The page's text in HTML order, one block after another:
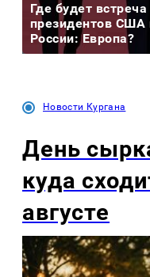
Где будет встреча
президентов США
России: Европа?
Новости Кургана
День
куда
августе